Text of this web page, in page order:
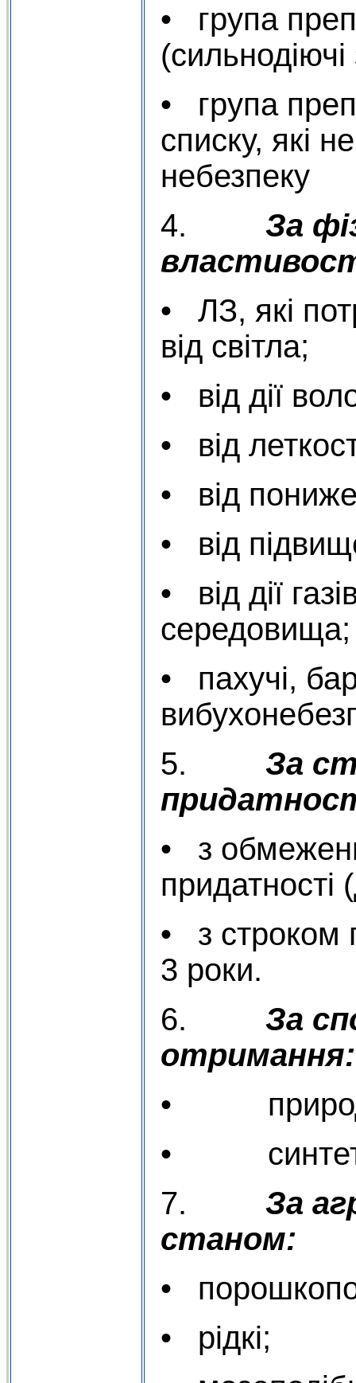
• група
• група
списку, які
небезпеку
4. За
• ЛЗ, які
від світла;
• від дії
• від
• від
• від
• від дії
середовища;
• пахучі,
5. За
• з
придатності
• з строком
3 роки.
6. За
отримання:
•
•
7. За
станом:
•
• рідкі;